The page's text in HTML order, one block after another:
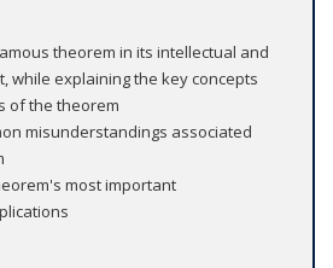
theorem in its intellectual and
while explaining the key concepts
of the theorem
misunderstandings associated
most important